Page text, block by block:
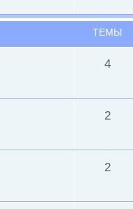
ТЕМЫ
4
2
2